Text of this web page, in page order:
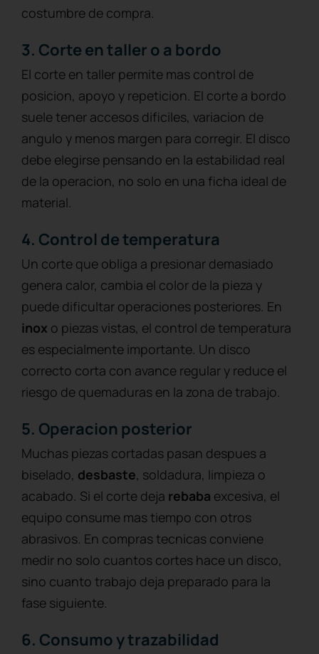
costumbre de compra.
3. Corte en taller o a bordo
El corte en taller permite mas control de
posicion, apoyo y repeticion. El corte a bordo
suele tener accesos dificiles, variacion de
angulo y menos margen para corregir. El disco
debe elegirse pensando en la estabilidad real
de la operacion, no solo en una ficha ideal de
material.
4. Control de temperatura
Un corte que obliga a presionar demasiado
genera calor, cambia el color de la pieza y
puede dificultar operaciones posteriores. En
inox o piezas vistas, el control de temperatura
es especialmente importante. Un disco
correcto corta con avance regular y reduce el
riesgo de quemaduras en la zona de trabajo.
5. Operacion posterior
Muchas piezas cortadas pasan despues a
biselado, desbaste, soldadura, limpieza o
acabado. Si el corte deja rebaba excesiva, el
equipo consume mas tiempo con otros
abrasivos. En compras tecnicas conviene
medir no solo cuantos cortes hace un disco,
sino cuanto trabajo deja preparado para la
fase siguiente.
6. Consumo y trazabilidad